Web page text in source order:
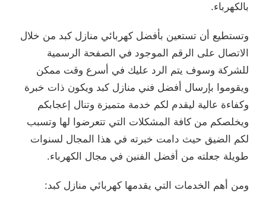
بالكهرباء.
وتستطيع أن تستعين بأفضل كهربائي منازل كبد من خلال
الاتصال على الرقم الموجود في الصفحة الرسمية
للشركة وسوف يتم الرد عليك في أسرع وقت ممكن
ويقوموا بإرسال أفضل فني منازل كبد ويكون ذات خبرة
وكفاءة عالية ليقدم لكم خدمة متميزة وتنال إعجابكم
ويخلصكم من كافة المشكلات التي تتعرضوا لها وتسبب
لكم الضيق حيث دامت خبرته في هذا المجال لسنوات
طويلة جعلته من أفضل الفنين في مجال الكهرباء.
ومن أهم الخدمات التي يقدمها كهربائي منازل كبد: